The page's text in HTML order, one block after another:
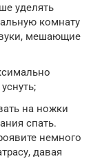
уделять
комнату
мешающие
на ножки
спать.
немного
давая